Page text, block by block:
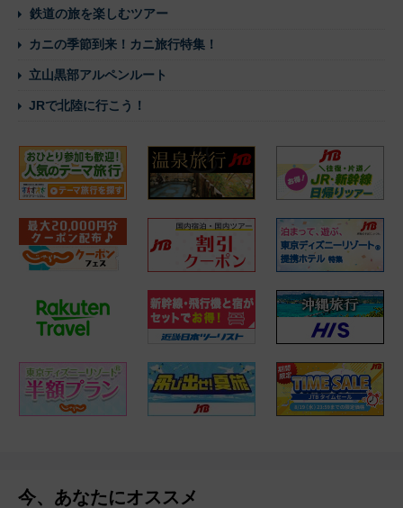
鉄道の旅を楽しむツアー
カニの季節到来！カニ旅行特集！
立山黒部アルペンルート
JRで北陸に行こう！
今、あなたにオススメ